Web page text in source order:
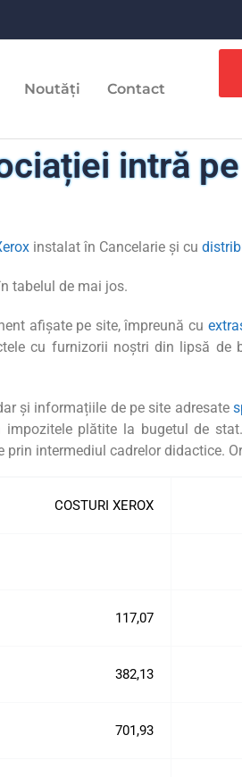
Noutăți Contact
intră
instalat în Cancelarie și cu
tabelul de mai jos.
afișate pe site, împreună cu
cu furnizorii noștri din lipsă
și informațiile de pe site adresate
impozitele plătite la bugetul de
intermediul cadrelor didactice.
COSTURI XEROX
117,07
382,13
701,93